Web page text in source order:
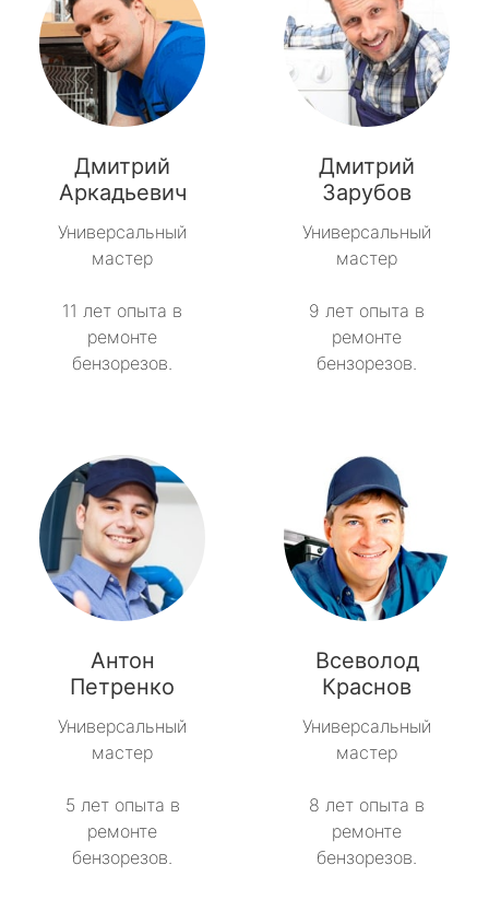
Дмитрий
Аркадьевич
Универсальный
мастер
11 лет опыта в
ремонте
бензорезов.
Дмитрий
Зарубов
Универсальный
мастер
9 лет опыта в
ремонте
бензорезов.
Антон
Петренко
Универсальный
мастер
5 лет опыта в
ремонте
бензорезов.
Всеволод
Краснов
Универсальный
мастер
8 лет опыта в
ремонте
бензорезов.